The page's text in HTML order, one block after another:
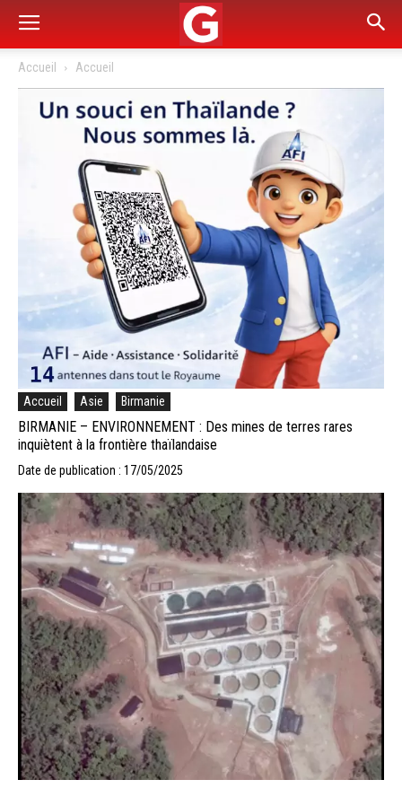
Accueil Accueil
Accueil Asie Birmanie
BIRMANIE – ENVIRONNEMENT : Des mines de terres rares
inquiètent à la frontière thaïlandaise
Date de publication : 17/05/2025